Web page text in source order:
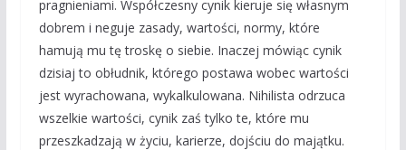
pragnieniami. Współczesny cynik kieruje się własnym
dobrem i neguje zasady, wartości, normy, które
hamują mu tę troskę o siebie. Inaczej mówiąc cynik
dzisiaj to obłudnik, którego postawa wobec wartości
jest wyrachowana, wykalkulowana. Nihilista odrzuca
wszelkie wartości, cynik zaś tylko te, które mu
przeszkadzają w życiu, karierze, dojściu do majątku.